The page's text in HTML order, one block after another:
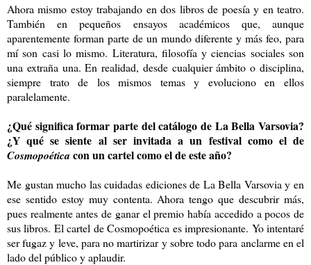
Ahora mismo estoy trabajando en dos libros de poesía y en teatro.
También en pequeños ensayos académicos que, aunque
aparentemente forman parte de un mundo diferente y más feo, para
mí son casi lo mismo. Literatura, filosofía y ciencias sociales son
una extraña una. En realidad, desde cualquier ámbito o disciplina,
siempre trato de los mismos temas y evoluciono en ellos
paralelamente.
¿Qué significa formar parte del catálogo de La Bella Varsovia?
¿Y qué se siente al ser invitada a un festival como el de
Cosmopoética con un cartel como el de este año?
Me gustan mucho las cuidadas ediciones de La Bella Varsovia y en
ese sentido estoy muy contenta. Ahora tengo que descubrir más,
pues realmente antes de ganar el premio había accedido a pocos de
sus libros. El cartel de Cosmopoética es impresionante. Yo intentaré
ser fugaz y leve, para no martirizar y sobre todo para anclarme en el
lado del público y aplaudir.